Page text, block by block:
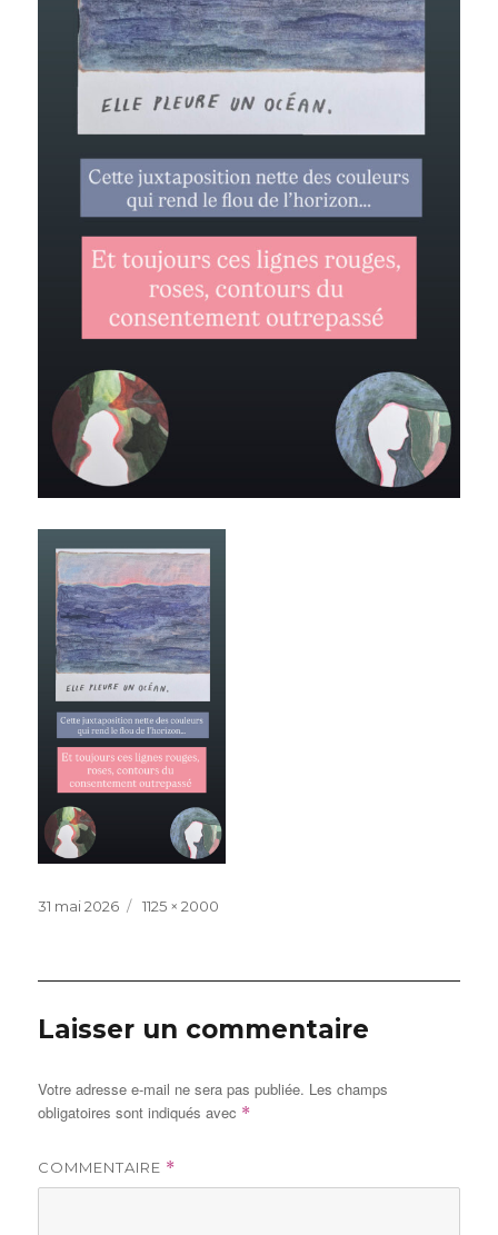
Publié
31 mai 2026
Taille
1125 × 2000
Laisser un commentaire
Votre adresse e-mail ne sera pas publiée. Les champs
obligatoires sont indiqués avec *
COMMENTAIRE *